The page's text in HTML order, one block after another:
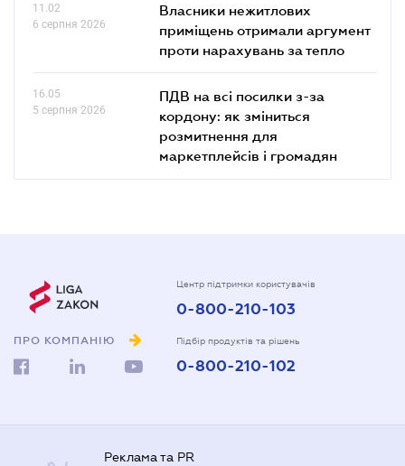
11.02
6 серпня 2026
Власники нежитлових
приміщень отримали аргумент
проти нарахувань за тепло
16.05
5 серпня 2026
ПДВ на всі посилки з-за
кордону: як зміниться
розмитнення для
маркетплейсів і громадян
ПРО КОМПАНІЮ
Центр підтримки користувачів
0-800-210-103
Підбір продуктів та рішень
0-800-210-102
Реклама та PR